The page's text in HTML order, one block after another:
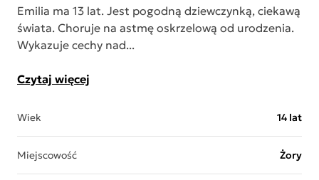
Emilia ma 13 lat. Jest pogodną dziewczynką, ciekawą
świata. Choruje na astmę oskrzelową od urodzenia.
Wykazuje cechy nad...
Czytaj więcej
Wiek 14 lat
Miejscowość Żory